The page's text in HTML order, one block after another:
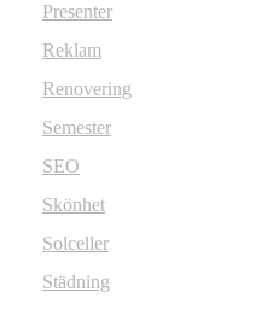
Presenter
Reklam
Renovering
Semester
SEO
Skönhet
Solceller
Städning